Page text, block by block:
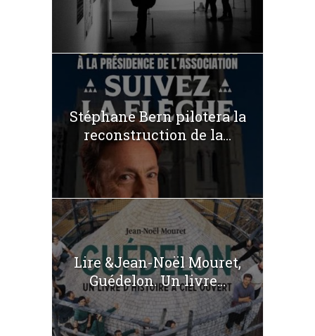
Stéphane Bern pilotera la
reconstruction de la...
Lire &Jean-Noël Mouret,
Guédelon. Un livre...